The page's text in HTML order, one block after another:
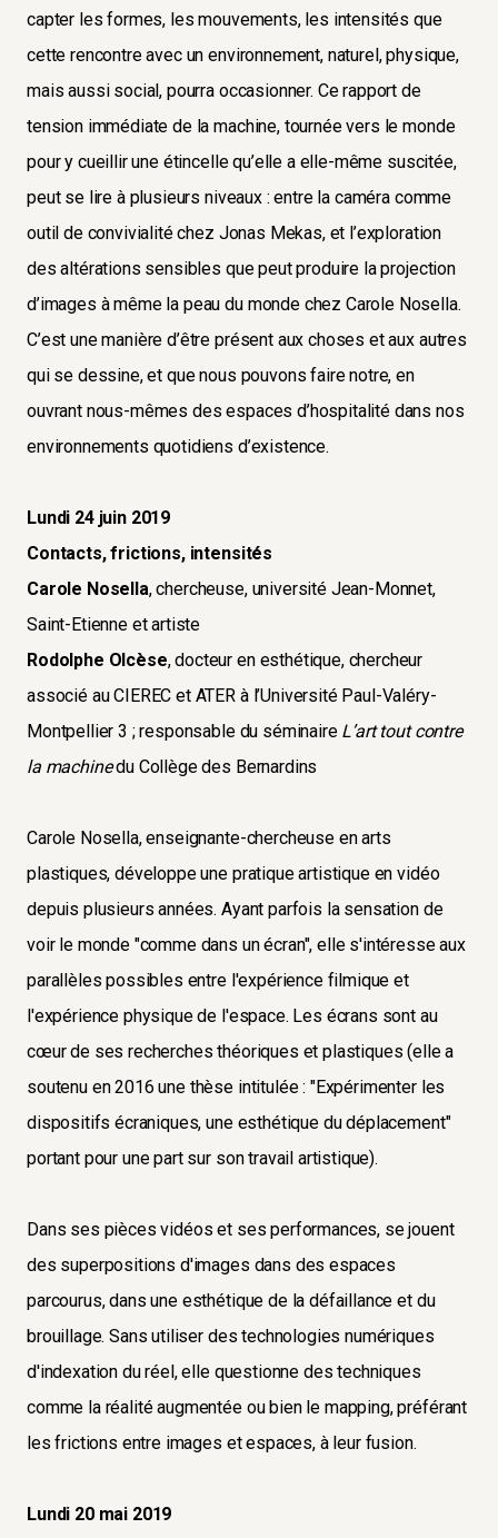
capter les formes, les mouvements, les intensités que
cette rencontre avec un environnement, naturel, physique,
mais aussi social, pourra occasionner. Ce rapport de
tension immédiate de la machine, tournée vers le monde
pour y cueillir une étincelle qu’elle a elle-même suscitée,
peut se lire à plusieurs niveaux : entre la caméra comme
outil de convivialité chez Jonas Mekas, et l’exploration
des altérations sensibles que peut produire la projection
d’images à même la peau du monde chez Carole Nosella.
C’est une manière d’être présent aux choses et aux autres
qui se dessine, et que nous pouvons faire notre, en
ouvrant nous-mêmes des espaces d’hospitalité dans nos
environnements quotidiens d’existence.
Lundi 24 juin 2019
Contacts, frictions, intensités
Carole Nosella, chercheuse, université Jean-Monnet,
Saint-Etienne et artiste
Rodolphe Olcèse, docteur en esthétique, chercheur
associé au CIEREC et ATER à l’Université Paul-Valéry-
Montpellier 3 ; responsable du séminaire L’art tout contre
la machinedu Collège des Bernardins
Carole Nosella, enseignante-chercheuse en arts
plastiques, développe une pratique artistique en vidéo
depuis plusieurs années. Ayant parfois la sensation de
voir le monde "comme dans un écran", elle s'intéresse aux
parallèles possibles entre l'expérience filmique et
l'expérience physique de l'espace. Les écrans sont au
cœur de ses recherches théoriques et plastiques (elle a
soutenu en 2016 une thèse intitulée : "Expérimenter les
dispositifs écraniques, une esthétique du déplacement"
portant pour une part sur son travail artistique).
Dans ses pièces vidéos et ses performances, se jouent
des superpositions d'images dans des espaces
parcourus, dans une esthétique de la défaillance et du
brouillage. Sans utiliser des technologies numériques
d'indexation du réel, elle questionne des techniques
comme la réalité augmentée ou bien le mapping, préférant
les frictions entre images et espaces, à leur fusion.
Lundi 20 mai 2019